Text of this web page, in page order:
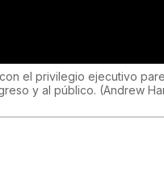
el privilegio ejecutivo
y al público. (Andrew